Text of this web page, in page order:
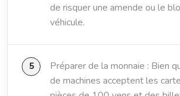
de risquer une amende ou le
véhicule.
Préparer de la monnaie : Bien
de machines acceptent les